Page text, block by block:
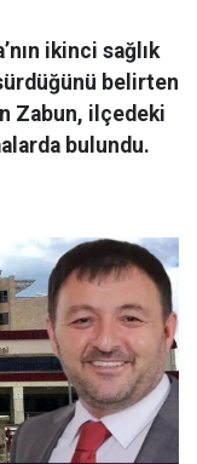
ikinci sağlık
belirten
Zabun, ilçedeki
bulundu.